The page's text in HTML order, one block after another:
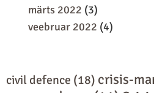
märts 2022 (3)
veebruar 2022 (4)
civil defence (18) crisis-